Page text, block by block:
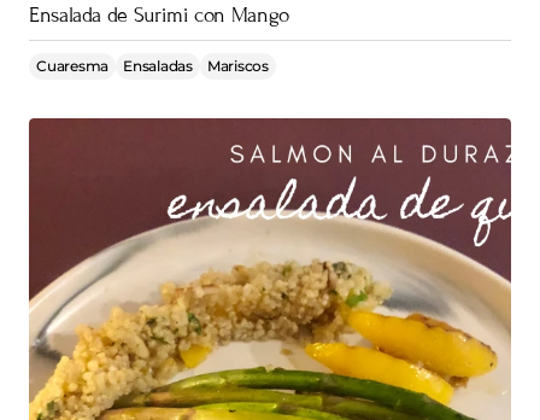
Ensalada de Surimi con Mango
Cuaresma Ensaladas Mariscos